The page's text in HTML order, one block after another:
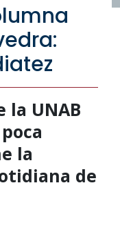
la UNAB
la
de